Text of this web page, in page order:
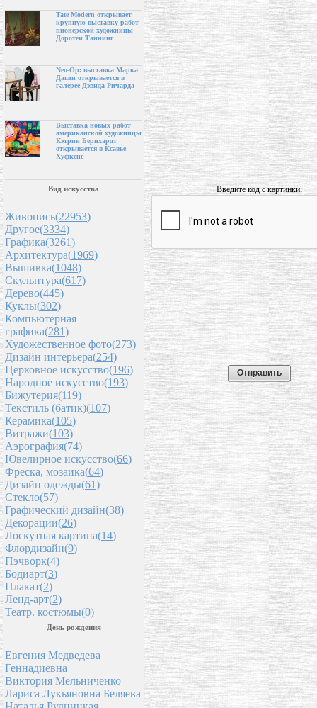
Tate Modern открывает
крупную выставку работ
пионерской художницы
Доротеи Таннинг
Neo-Op: выставка Марка
Дагли открывается в
галерее Дэвида Ричарда
Выставка новых работ
американской художницы
Кэтрин Бернхардт
открывается в Ксавье
Хуфкенс
Вид искусства
Живопись(22953)
Другое(3334)
Графика(3261)
Архитектура(1969)
Вышивка(1048)
Скульптура(617)
Дерево(445)
Куклы(302)
Компьютерная
графика(281)
Художественное фото(273)
Дизайн интерьера(254)
Церковное искусство(196)
Народное искусство(193)
Бижутерия(119)
Текстиль (батик)(107)
Керамика(105)
Витражи(103)
Аэрография(74)
Ювелирное искусство(66)
Фреска, мозаика(64)
Дизайн одежды(61)
Стекло(57)
Графический дизайн(38)
Декорации(26)
Лоскутная картина(14)
Флордизайн(9)
Пэчворк(4)
Бодиарт(3)
Плакат(2)
Ленд-арт(2)
Театр. костюмы(0)
День рождения
Евгения Медведева
Геннадиевна
Виктория Мельниченко
Лариса Лукьяновна Беляева
Введите код с картинки: